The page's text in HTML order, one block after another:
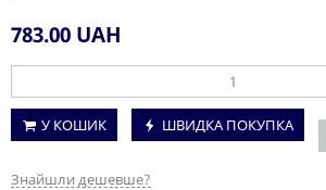
783.00 UAH
У КОШИК
ШВИДКА ПОКУПКА
Знайшли дешевше?